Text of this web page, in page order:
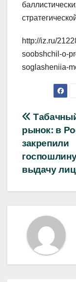
http://iz.ru/
soobshchil-o-
soglasheniia-
по
рынок: в
закрепили
выдачу